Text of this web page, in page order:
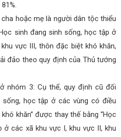
cha hoặc mẹ là người dân tộc thiểu
sinh đang sinh sống, học tập ở
vực III, thôn đặc biệt khó khăn,
đảo theo quy định của Thủ tướng
nhóm 3: Cụ thể, quy định cũ đối
học tập ở các vùng có điều
khăn” được thay thế bằng “Học
ở các xã khu vực I, khu vực II, khu